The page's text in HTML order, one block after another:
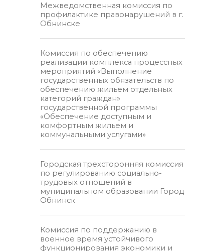
Межведомственная комиссия по
профилактике правонарушений в г.
Обнинске
Комиссия по обеспечению
реализации комплекса процессных
мероприятий «Выполнение
государственных обязательств по
обеспечению жильем отдельных
категорий граждан»
государственной программы
«Обеспечение доступным и
комфортным жильем и
коммунальными услугами»
Городская трехсторонняя комиссия
по регулированию социально-
трудовых отношений в
муниципальном образовании Город
Обнинск
Комиссия по поддержанию в
военное время устойчивого
функционирования экономики и